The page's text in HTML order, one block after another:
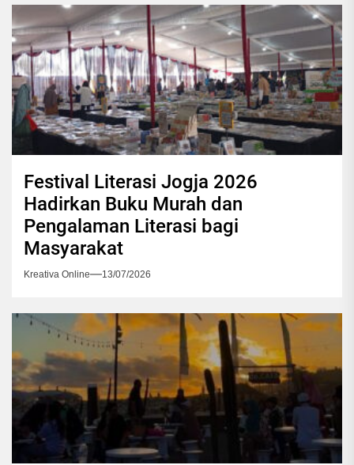
Festival Literasi Jogja 2026
Hadirkan Buku Murah dan
Pengalaman Literasi bagi
Masyarakat
Kreativa Online 13/07/2026